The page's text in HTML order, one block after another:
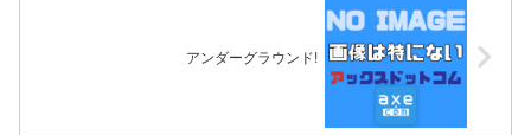
アンダーグラウンド!